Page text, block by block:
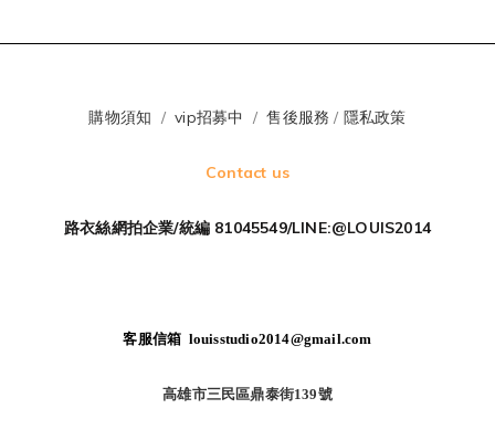
購物須知 /vip招募中 /售後服務 / 隱私政策
Contact us
路衣絲網拍企業/統編 81045549/LINE:@LOUIS2014
客服信箱 louisstudio2014@gmail.com
高雄市三民區鼎泰街139號